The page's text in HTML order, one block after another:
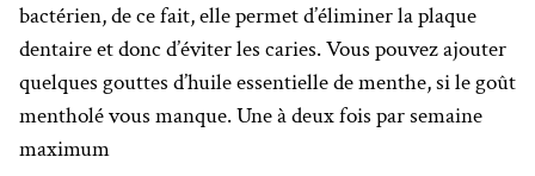
bactérien, de ce fait, elle permet d’éliminer la plaque
dentaire et donc d’éviter les caries. Vous pouvez ajouter
quelques gouttes d’huile essentielle de menthe, si le goût
mentholé vous manque. Une à deux fois par semaine
maximum